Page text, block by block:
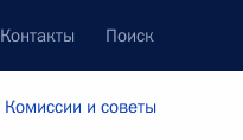
Контакты Поиск
Комиссии и советы